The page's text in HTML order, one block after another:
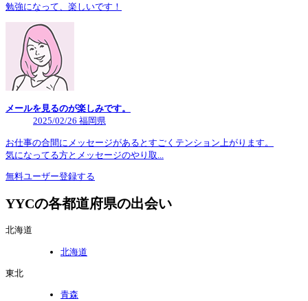
勉強になって、楽しいです！
メールを見るのが楽しみです。
2025/02/26 福岡県
お仕事の合間にメッセージがあるとすごくテンション上がります。
気になってる方とメッセージのやり取...
無料ユーザー登録する
YYCの各都道府県の出会い
北海道
北海道
東北
青森